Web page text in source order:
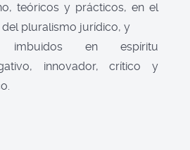
teóricos y prácticos, en el
pluralismo jurídico, y
imbuidos en espíritu
innovador, crítico y